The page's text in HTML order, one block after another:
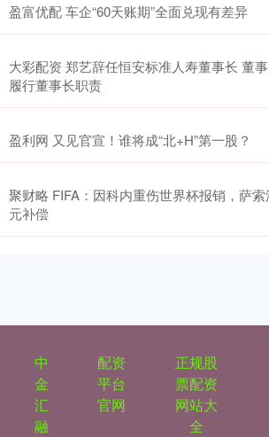
盈富优配 车企“60天账期”全面兑现有差异
大彩配资 郑艺辞任恒安标准人寿董事长 董
履行董事长职责
盈利网 又见官宣！谁将成“北+H”第一股？
聚财略 FIFA：因科内重伤世界杯报销，萨
元补偿
中
金
汇
融
配资
平台
官网
正规股
票配资
网站大
全